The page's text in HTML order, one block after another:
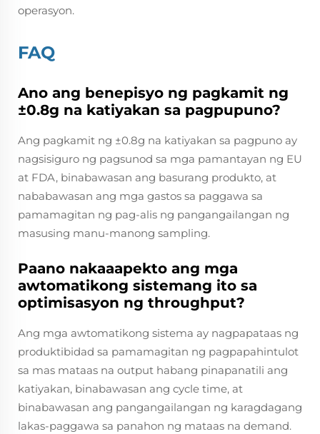
operasyon.
FAQ
Ano ang benepisyo ng pagkamit ng
±0.8g na katiyakan sa pagpupuno?
Ang pagkamit ng ±0.8g na katiyakan sa pagpuno ay
nagsisiguro ng pagsunod sa mga pamantayan ng EU
at FDA, binabawasan ang basurang produkto, at
nababawasan ang mga gastos sa paggawa sa
pamamagitan ng pag-alis ng pangangailangan ng
masusing manu-manong sampling.
Paano nakaaapekto ang mga
awtomatikong sistemang ito sa
optimisasyon ng throughput?
Ang mga awtomatikong sistema ay nagpapataas ng
produktibidad sa pamamagitan ng pagpapahintulot
sa mas mataas na output habang pinapanatili ang
katiyakan, binabawasan ang cycle time, at
binabawasan ang pangangailangan ng karagdagang
lakas-paggawa sa panahon ng mataas na demand.